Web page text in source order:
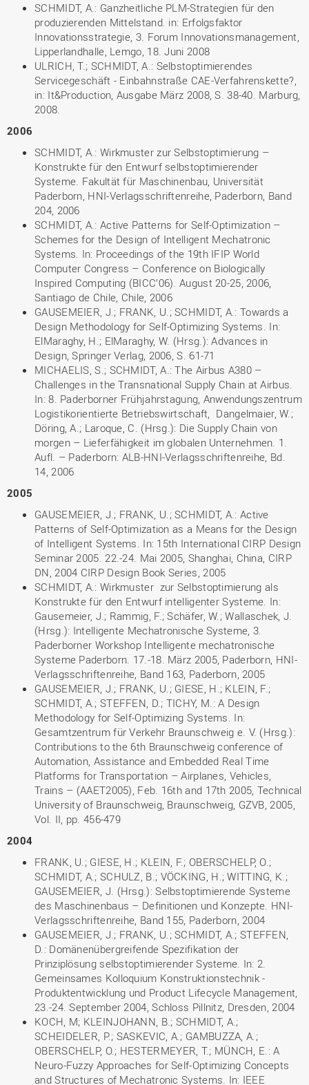
SCHMIDT, A.: Ganzheitliche PLM-Strategien für den
produzierenden Mittelstand. in: Erfolgsfaktor
Innovationsstrategie, 3. Forum Innovationsmanagement,
Lipperlandhalle, Lemgo, 18. Juni 2008
ULRICH, T.; SCHMIDT, A.: Selbstoptimierendes
Servicegeschäft - Einbahnstraße CAE-Verfahrenskette?,
in: It&Production, Ausgabe März 2008, S. 38-40. Marburg,
2008.
2006
SCHMIDT, A.: Wirkmuster zur Selbstoptimierung –
Konstrukte für den Entwurf selbstoptimierender
Systeme. Fakultät für Maschinenbau, Universität
Paderborn, HNI-Verlagsschriftenreihe, Paderborn, Band
204, 2006
SCHMIDT, A.: Active Patterns for Self-Optimization –
Schemes for the Design of Intelligent Mechatronic
Systems. In: Proceedings of the 19th IFIP World
Computer Congress – Conference on Biologically
Inspired Computing (BICC’06). August 20-25, 2006,
Santiago de Chile, Chile, 2006
GAUSEMEIER, J.; FRANK, U.; SCHMIDT, A.: Towards a
Design Methodology for Self-Optimizing Systems. In:
ElMaraghy, H.; ElMaraghy, W. (Hrsg.): Advances in
Design, Springer Verlag, 2006, S. 61-71
MICHAELIS, S.; SCHMIDT, A.: The Airbus A380 –
Challenges in the Transnational Supply Chain at Airbus.
In: 8. Paderborner Frühjahrstagung, Anwendungszentrum
Logistikorientierte Betriebswirtschaft, Dangelmaier, W.;
Döring, A.; Laroque, C. (Hrsg.): Die Supply Chain von
morgen – Lieferfähigkeit im globalen Unternehmen. 1.
Aufl. – Paderborn: ALB-HNI-Verlagsschriftenreihe, Bd.
14, 2006
2005
GAUSEMEIER, J.; FRANK, U.; SCHMIDT, A.: Active
Patterns of Self-Optimization as a Means for the Design
of Intelligent Systems. In: 15th International CIRP Design
Seminar 2005. 22.-24. Mai 2005, Shanghai, China, CIRP
DN, 2004 CIRP Design Book Series, 2005
SCHMIDT, A.: Wirkmuster zur Selbstoptimierung als
Konstrukte für den Entwurf intelligenter Systeme. In:
Gausemeier, J.; Rammig, F.; Schäfer, W.; Wallaschek, J.
(Hrsg.): Intelligente Mechatronische Systeme, 3.
Paderborner Workshop Intelligente mechatronische
Systeme Paderborn. 17.-18. März 2005, Paderborn, HNI-
Verlagsschriftenreihe, Band 163, Paderborn, 2005
GAUSEMEIER, J.; FRANK, U.; GIESE, H.; KLEIN, F.;
SCHMIDT, A.; STEFFEN, D.; TICHY, M.: A Design
Methodology for Self-Optimizing Systems. In:
Gesamtzentrum für Verkehr Braunschweig e. V. (Hrsg.):
Contributions to the 6th Braunschweig conference of
Automation, Assistance and Embedded Real Time
Platforms for Transportation – Airplanes, Vehicles,
Trains – (AAET2005), Feb. 16th and 17th 2005, Technical
University of Braunschweig, Braunschweig, GZVB, 2005,
Vol. II, pp. 456-479
2004
FRANK, U.; GIESE, H.; KLEIN, F.; OBERSCHELP, O.;
SCHMIDT, A.; SCHULZ, B.; VÖCKING, H.; WITTING, K.;
GAUSEMEIER, J. (Hrsg.): Selbstoptimierende Systeme
des Maschinenbaus – Definitionen und Konzepte. HNI-
Verlagsschriftenreihe, Band 155, Paderborn, 2004
GAUSEMEIER, J.; FRANK, U.; SCHMIDT, A.; STEFFEN,
D.: Domänenübergreifende Spezifikation der
Prinziplösung selbstoptimierender Systeme. In: 2.
Gemeinsames Kolloquium Konstruktionstechnik -
Produktentwicklung und Product Lifecycle Management,
23.-24. September 2004, Schloss Pillnitz, Dresden, 2004
KOCH, M; KLEINJOHANN, B.; SCHMIDT, A.;
SCHEIDELER, P.; SASKEVIC, A.; GAMBUZZA, A.;
OBERSCHELP, O.; HESTERMEYER, T.; MÜNCH, E.: A
Neuro-Fuzzy Approaches for Self-Optimizing Concepts
and Structures of Mechatronic Systems. In: IEEE